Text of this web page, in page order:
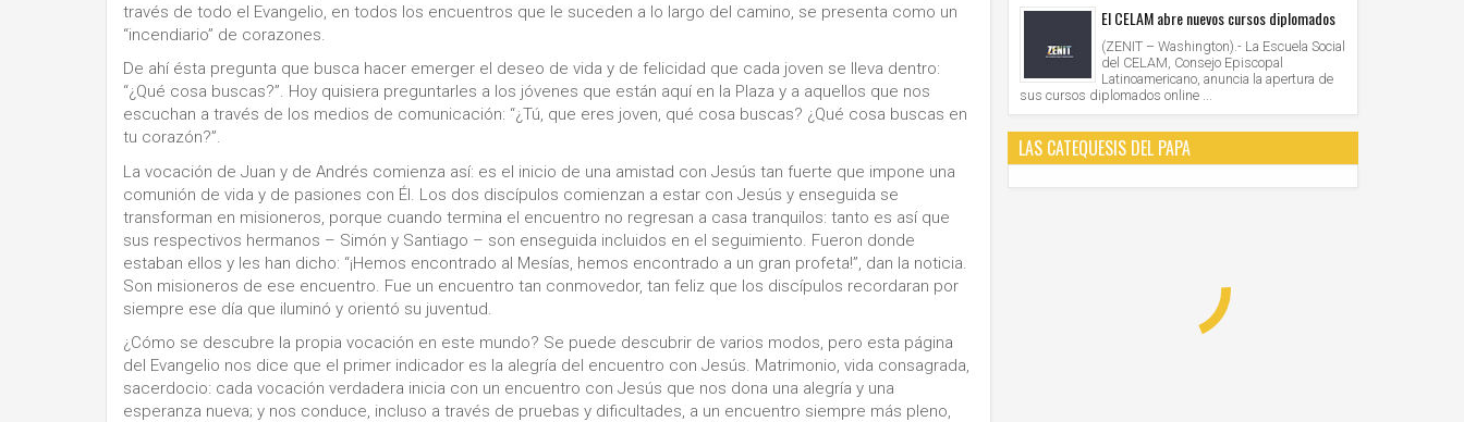
través de todo el Evangelio, en todos los encuentros que le suceden a lo largo del camino, se presenta como un
“incendiario” de corazones.
De ahí ésta pregunta que busca hacer emerger el deseo de vida y de felicidad que cada joven se lleva dentro:
“¿Qué cosa buscas?”. Hoy quisiera preguntarles a los jóvenes que están aquí en la Plaza y a aquellos que nos
escuchan a través de los medios de comunicación: “¿Tú, que eres joven, qué cosa buscas? ¿Qué cosa buscas en
tu corazón?”.
La vocación de Juan y de Andrés comienza así: es el inicio de una amistad con Jesús tan fuerte que impone una
comunión de vida y de pasiones con Él. Los dos discípulos comienzan a estar con Jesús y enseguida se
transforman en misioneros, porque cuando termina el encuentro no regresan a casa tranquilos: tanto es así que
sus respectivos hermanos – Simón y Santiago – son enseguida incluidos en el seguimiento. Fueron donde
estaban ellos y les han dicho: “¡Hemos encontrado al Mesías, hemos encontrado a un gran profeta!”, dan la noticia.
Son misioneros de ese encuentro. Fue un encuentro tan conmovedor, tan feliz que los discípulos recordaran por
siempre ese día que iluminó y orientó su juventud.
¿Cómo se descubre la propia vocación en este mundo? Se puede descubrir de varios modos, pero esta página
del Evangelio nos dice que el primer indicador es la alegría del encuentro con Jesús. Matrimonio, vida consagrada,
sacerdocio: cada vocación verdadera inicia con un encuentro con Jesús que nos dona una alegría y una
esperanza nueva; y nos conduce, incluso a través de pruebas y dificultades, a un encuentro siempre más pleno,
El CELAM abre nuevos cursos diplomados
(ZENIT – Washington).- La Escuela Social
del CELAM, Consejo Episcopal
Latinoamericano, anuncia la apertura de
sus cursos diplomados online ...
LAS CATEQUESIS DEL PAPA